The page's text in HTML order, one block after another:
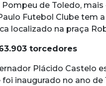
Pompeu de Toledo,
Futebol Clube tem
localizado na praça
torcedores
Plácido Castelo
foi inaugurado no ano